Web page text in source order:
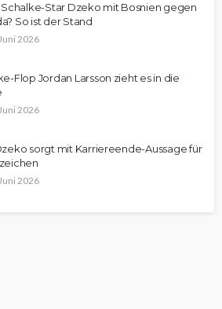
Star Dzeko mit Bosnien gegen
So ist der Stand
2026
Flop Jordan Larsson zieht es in die
2026
sorgt mit Karriereende-Aussage für
2026